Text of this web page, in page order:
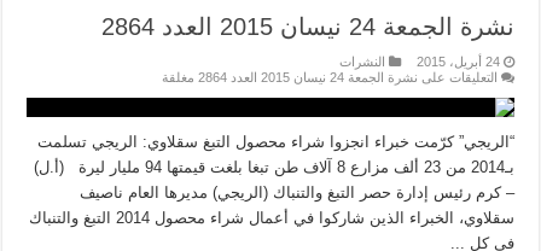
نشرة الجمعة 24 نيسان 2015 العدد 2864
24 أبريل، 2015
النشرات
التعليقات على نشرة الجمعة 24 نيسان 2015 العدد 2864 مغلقة
“الريجي” كرّمت خبراء انجزوا شراء محصول التبغ سقلاوي: الريجي تسلمت
بـ2014 من 23 ألف مزارع 8 آلاف طن تبغا بلغت قيمتها 94 مليار ليرة (أ.ل)
– كرم رئيس إدارة حصر التبغ والتنباك (الريجي) مديرها العام ناصيف
سقلاوي، الخبراء الذين شاركوا في أعمال شراء محصول 2014 التبغ والتنباك
في كل ...